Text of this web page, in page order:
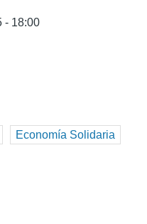
- 18:00
Economía Solidaria